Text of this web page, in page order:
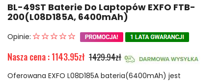
BL-49ST Baterie Do Laptopów EXFO FTB-
200(L08D185A, 6400mAh)
Opinie:
Nasza cena : 1143.95zł 1429.94zł
Oferowana EXFO L08D185A bateria(6400mAh) jest